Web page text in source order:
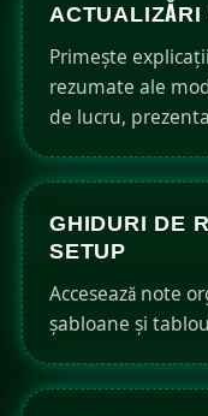
Primește
rezumate ale
de lucru,
GHIDURI DE
SETUP
Accesează note
șabloane și